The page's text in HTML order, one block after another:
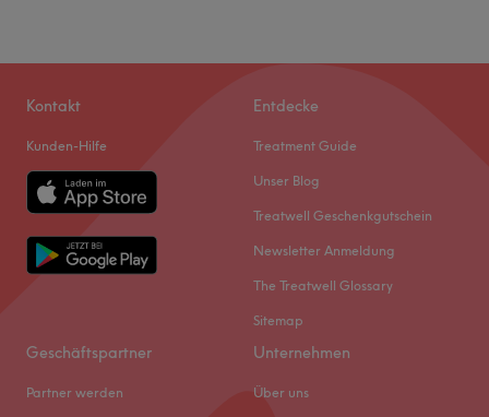
Kontakt
Kunden-Hilfe
Entdecke
Treatment Guide
Unser Blog
Treatwell Geschenkgutschein
Newsletter Anmeldung
The Treatwell Glossary
Sitemap
Geschäftspartner
Partner werden
Unternehmen
Über uns